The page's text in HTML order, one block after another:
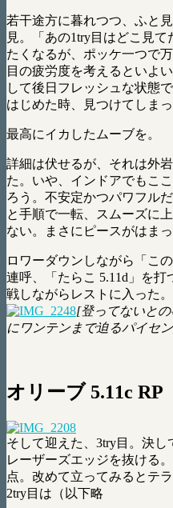
若干途方に暮れつつ、ふと
見。「あの1try目はどこ見
たくなるが、ポッケ一つで
目の疲労度を考えるといよ
して後日フレッシュな状態
はじめた時、見つけてしまっ
最高にイカしたムーブを。
詳細は伏せるが、それは外
た。いや、インドアでもこ
ろう。不安定かつパワフル
と手順で一転、スムーズに
ない。まさにピースがはまっ
ロワーダウンしながら「こ
連呼、「たらこ 5.11d」を
戦しながらレストに入った。
[登ってないとの
にワンテンまで迫るパイセ
オリーブ 5.11c RP
そして迎えた、3try目。決
レーザーズエッジを抜ける
点。改めて立ってみるとテ
2try目は（以下略